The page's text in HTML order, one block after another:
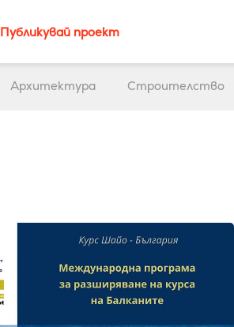
Публикувай проект
Архитектура Строителство